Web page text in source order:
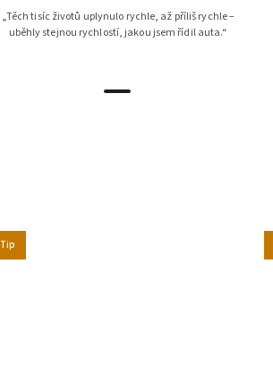
„Těch tisíc životů uplynulo rychle, až příliš rychle –
uběhly stejnou rychlostí, jakou jsem řídil auta.“
Tip